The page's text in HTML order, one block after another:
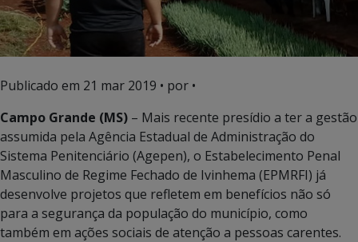
Publicado em 21 mar 2019 • por •
Campo Grande (MS) – Mais recente presídio a ter a gestão
assumida pela Agência Estadual de Administração do
Sistema Penitenciário (Agepen), o Estabelecimento Penal
Masculino de Regime Fechado de Ivinhema (EPMRFI) já
desenvolve projetos que refletem em benefícios não só
para a segurança da população do município, como
também em ações sociais de atenção a pessoas carentes.